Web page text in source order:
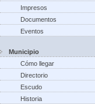
Impresos
Documentos
Eventos
Municipio
Cómo llegar
Directorio
Escudo
Historia